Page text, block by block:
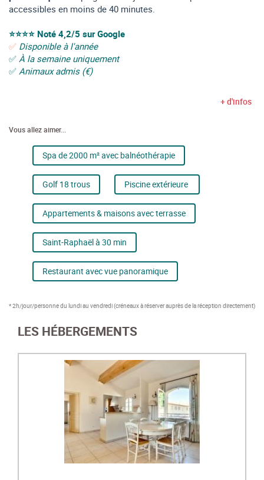
accessibles en moins de 40 minutes.
⭐⭐⭐⭐ Noté 4,2/5 sur Google
✅ Disponible à l'année
✅ À la semaine uniquement
✅ Animaux admis (€)
+ d'infos
Vous allez aimer...
Spa de 2000 m²avec balnéothérapie
Golf 18 trous Piscine extérieure
Appartements & maisons avec terrasse
Saint-Raphaël à 30 min
Restaurant avec vue panoramique
* 2h/jour/personne du lundi au vendredi (créneaux à réserver auprès de la réception directement)
LES HÉBERGEMENTS